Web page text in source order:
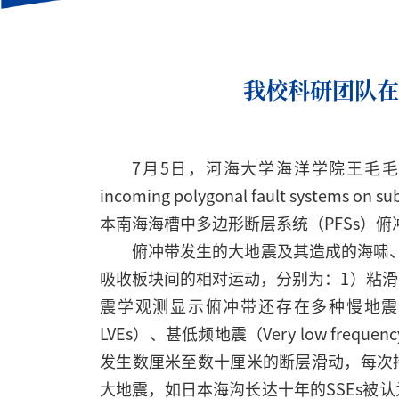
我校科研团队
7月5日，河海大学海洋学院王毛
incoming polygonal fault systems on
本南海海槽中多边形断层系统（PFSs）
俯冲带发生的大地震及其造成的海啸
吸收板块间的相对运动，分别为：1）粘
震学观测显示俯冲带还存在多种慢地
LVEs）、甚低频地震（Very low
发生数厘米至数十厘米的断层滑动，每
大地震，如日本海沟长达十年的SSEs被